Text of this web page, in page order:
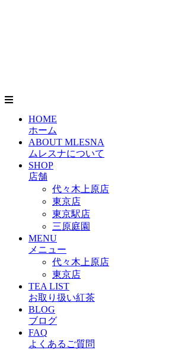
HOME
ホーム
ABOUT MLESNA
ムレスナについて
SHOP
店舗
代々木上原店
東京店
東京駅店
三原庭園
MENU
メニュー
代々木上原店
東京店
TEA LIST
お取り扱い紅茶
BLOG
ブログ
FAQ
よくあるご質問